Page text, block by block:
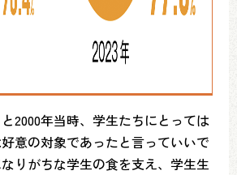
2000年当時、学生たちにとっては
意の対象であったと言っていいで
りがちな学生の食を支え、学生生